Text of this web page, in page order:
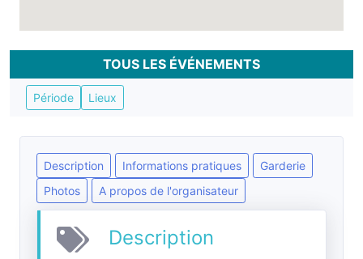
TOUS LES ÉVÉNEMENTS
Période Lieux
Description Informations pratiques
Garderie
Photos
A propos de l'organisateur
Description